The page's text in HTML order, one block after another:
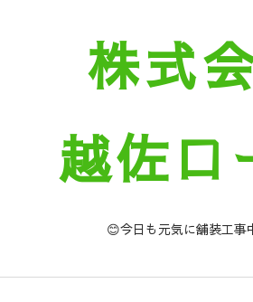
株式
越佐ロ
😊今日も元気に舗装工事